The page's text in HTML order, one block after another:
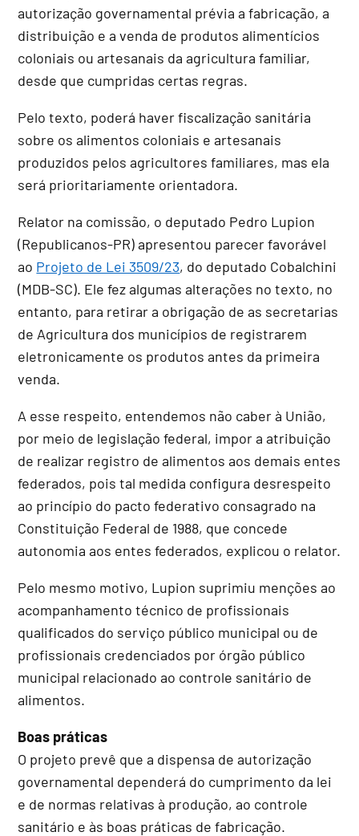
autorização governamental prévia a fabricação, a
distribuição e a venda de produtos alimentícios
coloniais ou artesanais da agricultura familiar,
desde que cumpridas certas regras.
Pelo texto, poderá haver fiscalização sanitária
sobre os alimentos coloniais e artesanais
produzidos pelos agricultores familiares, mas ela
será prioritariamente orientadora.
Relator na comissão, o deputado Pedro Lupion
(Republicanos-PR) apresentou parecer favorável
ao Projeto de Lei 3509/23, do deputado Cobalchini
(MDB-SC). Ele fez algumas alterações no texto, no
entanto, para retirar a obrigação de as secretarias
de Agricultura dos municípios de registrarem
eletronicamente os produtos antes da primeira
venda.
A esse respeito, entendemos não caber à União,
por meio de legislação federal, impor a atribuição
de realizar registro de alimentos aos demais entes
federados, pois tal medida configura desrespeito
ao princípio do pacto federativo consagrado na
Constituição Federal de 1988, que concede
autonomia aos entes federados, explicou o relator.
Pelo mesmo motivo, Lupion suprimiu menções ao
acompanhamento técnico de profissionais
qualificados do serviço público municipal ou de
profissionais credenciados por órgão público
municipal relacionado ao controle sanitário de
alimentos.
Boas práticas
O projeto prevê que a dispensa de autorização
governamental dependerá do cumprimento da lei
e de normas relativas à produção, ao controle
sanitário e às boas práticas de fabricação.